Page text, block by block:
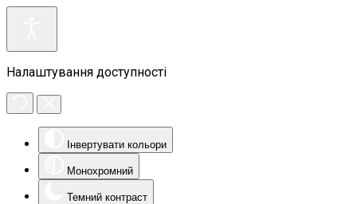
Налаштування доступності
Інвертувати кольори
Монохромний
Темний контраст